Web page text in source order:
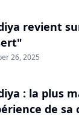
revient
26, 2025
: la plus
de sa